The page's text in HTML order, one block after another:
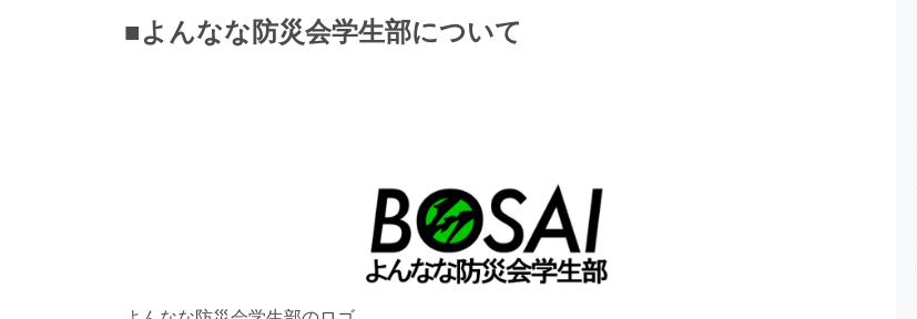
■よんなな防災会学生部について